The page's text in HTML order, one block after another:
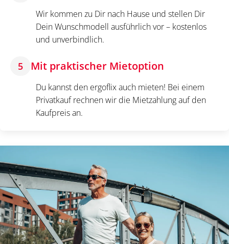
Wir kommen zu Dir nach Hause und stellen Dir
Dein Wunschmodell ausführlich vor – kostenlos
und unverbindlich.
5 Mit praktischer Mietoption
Du kannst den ergoflix auch mieten! Bei einem
Privatkauf rechnen wir die Mietzahlung auf den
Kaufpreis an.